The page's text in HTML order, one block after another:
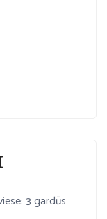
3 gardūs